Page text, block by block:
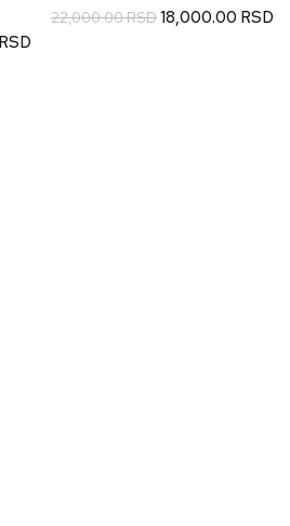
RSD
22,000.00RSD18,000.00 RSD